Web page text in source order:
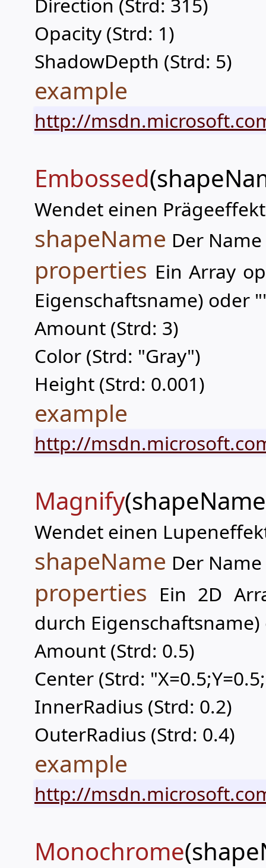
Opacity (Strd: 1)
ShadowDepth (Strd: 5)
example
http://
Embossed
Wendet einen
shapeName Der
properties Ein Array
Eigenschaftsname) oder
Amount (Strd: 3)
Color (Strd: "Gray")
Height (Strd: 0.001)
example
http://
Magnify
Wendet einen
shapeName Der
properties Ein 2D
durch
Amount (Strd: 0.5)
Center (Strd:
InnerRadius (Strd: 0.2)
OuterRadius (Strd: 0.4)
example
http://
Monochrome